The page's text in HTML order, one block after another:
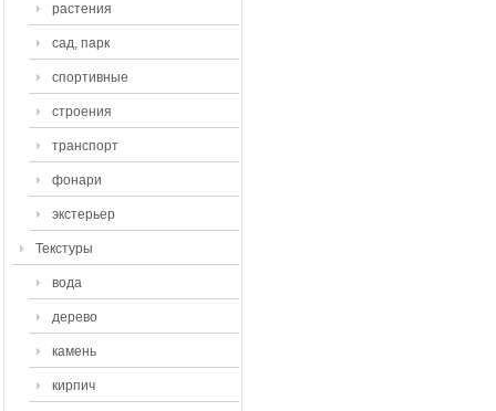
растения
сад, парк
спортивные
строения
транспорт
фонари
экстерьер
Текстуры
вода
дерево
камень
кирпич